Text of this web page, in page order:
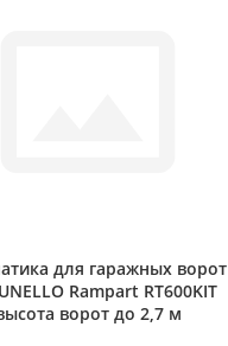
для гаражных ворот
Rampart RT600KIT
ворот до 2,7 м